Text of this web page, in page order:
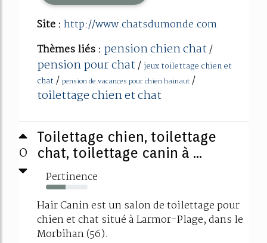
Site : http://www.chatsdumonde.com
Thèmes liés : pension chien chat/
pension pour chat/ jeux toilettage chien et
chat / pension de vacances pour chien hainaut /
toilettage chien et chat
0
Toilettage chien, toilettage
chat, toilettage canin à ...
Pertinence
47%
Hair Canin est un salon de toilettage pour
chien et chat situé à Larmor-Plage, dans le
Morbihan (56).